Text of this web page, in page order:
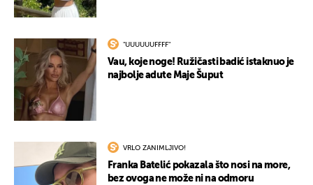
"UUUUUUFFFF"
Vau, koje noge! Ružičasti badić istaknuo je
najbolje adute Maje Šuput
VRLO ZANIMLJIVO!
Franka Batelić pokazala što nosi na more,
bez ovoga ne može ni na odmoru